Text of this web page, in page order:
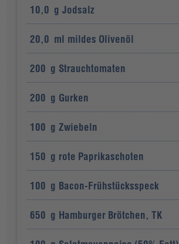
10,0 g Jodsalz
20,0 ml mildes Olivenöl
200 g Strauchtomaten
200 g Gurken
100 g Zwiebeln
150 g rote Paprikaschoten
100 g Bacon-Frühstücksspeck
650 g Hamburger Brötchen, TK